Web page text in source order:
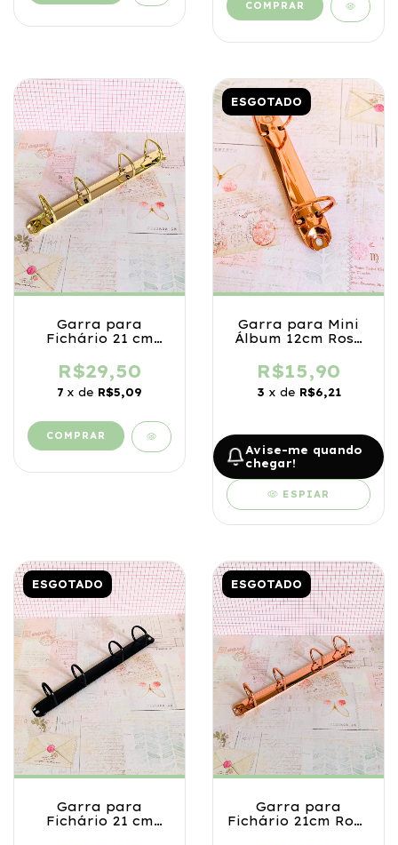
Garra para
Fichário 21 cm
R$29,50
7 x de R$5,09
ESGOTADO
Garra para Mini
Álbum 12cm Rosé
R$15,90
3 x de R$6,21
Avise-me quando
chegar!
ESPIAR
ESGOTADO
Garra para
Fichário 21 cm
ESGOTADO
Garra para
Fichário 21cm Rosé